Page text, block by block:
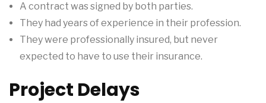
A contract was signed by both parties.
They had years of experience in their profession.
They were professionally insured, but never
expected to have to use their insurance.
Project Delays